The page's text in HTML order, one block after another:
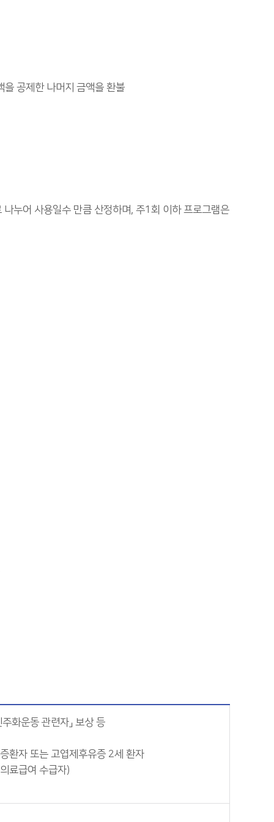
공제한 나머지 금액을 환불
누어 사용일수 만큼 산정하며, 주1회 이하 프로그램은
주화운동 관련자」 보상 등
환자 또는 고엽제후유증 2세 환자
료급여 수급자)